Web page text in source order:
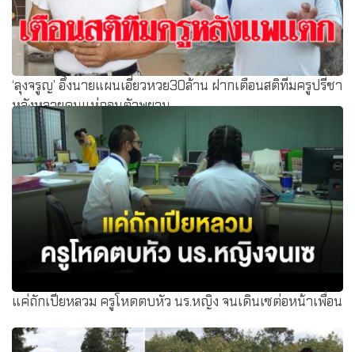
‘ลุงจรูญ’ อึ้งนายแผนเอี่ยวหวย30ล้าน ฝากเตือนสติทีมครูปรีชา
หลังหลายคนแห่ถอนตัวพยาน
แค่ถักเปียหลวม ครูโหดตบหัว นร.หญิง จนเดินเซต่อหน้าเพื่อน